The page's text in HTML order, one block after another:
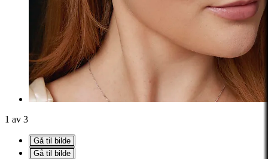
1 av 3
Gå til bilde
Gå til bilde